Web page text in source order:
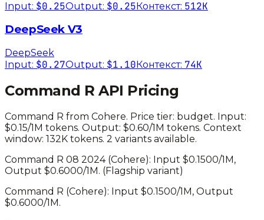
Input: $0.25Output: $0.25Контекст: 512K
DeepSeek V3
DeepSeek
Input: $0.27Output: $1.10 Контекст: 74K
Command R API Pricing
Command R from Cohere. Price tier: budget. Input:
$0.15/1M tokens. Output: $0.60/1M tokens. Context
window: 132K tokens. 2 variants available.
Command R 08 2024(Cohere): Input $0.1500/1M,
Output $0.6000/1M. (Flagship variant)
Command R (Cohere): Input $0.1500/1M, Output
$0.6000/1M.